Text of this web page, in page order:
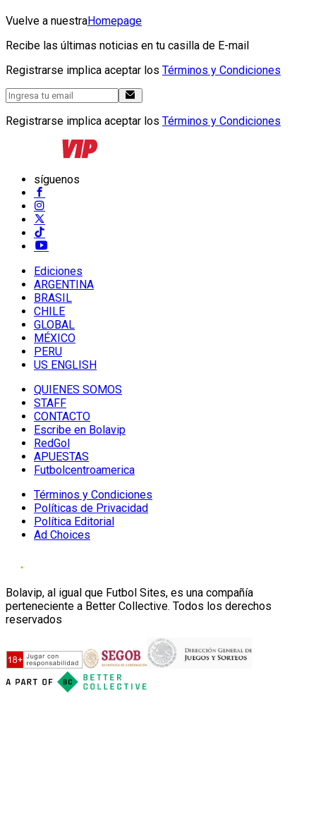
Vuelve a nuestraHomepage
Recibe las últimas noticias en tu casilla de E-mail
Registrarse implica aceptar los Términos y Condiciones
Registrarse implica aceptar los Términos y Condiciones
síguenos
Ediciones
ARGENTINA
BRASIL
CHILE
GLOBAL
MÉXICO
PERU
US ENGLISH
QUIENES SOMOS
STAFF
CONTACTO
Escribe en Bolavip
RedGol
APUESTAS
Futbolcentroamerica
Términos y Condiciones
Políticas de Privacidad
Política Editorial
Ad Choices
Bolavip, al igual que Futbol Sites, es una compañía
perteneciente a Better Collective. Todos los derechos
reservados